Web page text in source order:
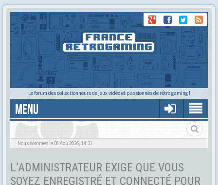
Le forum des collectionneurs de jeux vidéo et passionnés de rétro gaming !
MENU
Tu cherches quelqu'un ?
Nous sommes le 08 Aoû 2026, 14:31
L’ADMINISTRATEUR EXIGE QUE VOUS
SOYEZ ENREGISTRÉ ET CONNECTÉ POUR